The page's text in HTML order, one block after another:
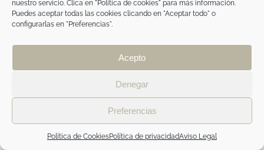
nuestro servicio. Clica en "Política de cookies" para más información.
Puedes aceptar todas las cookies clicando en "Aceptar todo" o
configurarlas en "Preferencias".
Acepto
Denegar
Preferencias
Política de CookiesPolítica de privacidadAviso Legal